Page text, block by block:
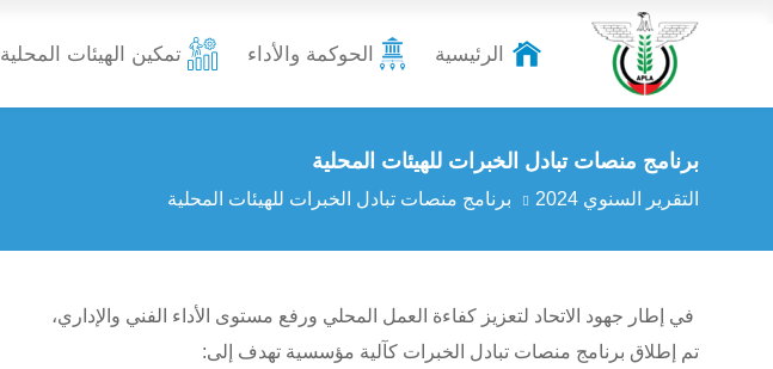
الرئيسية الحوكمة والأداء تمكين الهيئات المحلية
برنامج منصات تبادل الخبرات للهيئات المحلية
التقرير السنوي 2024 برنامج منصات تبادل الخبرات للهيئات المحلية
في إطار جهود الاتحاد لتعزيز كفاءة العمل المحلي ورفع مستوى الأداء الفني والإداري،
تم إطلاق برنامج منصات تبادل الخبرات كآلية مؤسسية تهدف إلى: